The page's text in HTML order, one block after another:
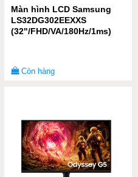
Màn hình LCD Samsung
LS32DG302EEXXS
(32"/FHD/VA/180Hz/1ms)
Còn hàng